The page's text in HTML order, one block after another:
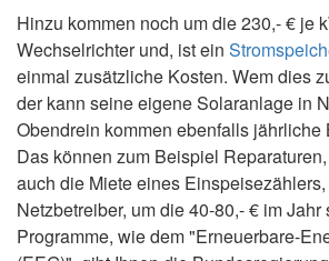
Hinzu kommen noch um die 230,- € je
Wechselrichter und, ist ein
einmal zusätzliche Kosten. Wem dies
der kann seine eigene Solaranlage in
Obendrein kommen ebenfalls jährliche
Das können zum Beispiel
auch die Miete eines
Netzbetreiber, um die 40-80,- € im
Programme, wie dem "Erneuerbare-